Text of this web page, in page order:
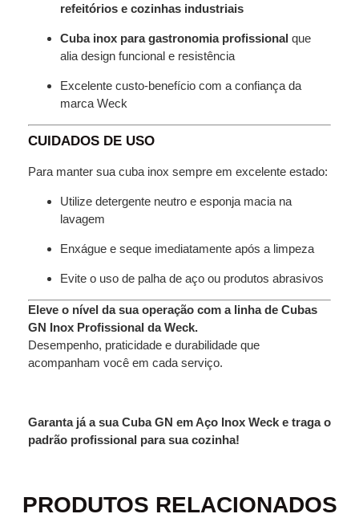
refeitórios e cozinhas industriais
Cuba inox para gastronomia profissional que
alia design funcional e resistência
Excelente custo-benefício com a confiança da
marca Weck
CUIDADOS DE USO
Para manter sua cuba inox sempre em excelente estado:
Utilize detergente neutro e esponja macia na
lavagem
Enxágue e seque imediatamente após a limpeza
Evite o uso de palha de aço ou produtos abrasivos
Eleve o nível da sua operação com a linha de Cubas
GN Inox Profissional da Weck.
Desempenho, praticidade e durabilidade que
acompanham você em cada serviço.
Garanta já a sua Cuba GN em Aço Inox Weck e traga o
padrão profissional para sua cozinha!
PRODUTOS RELACIONADOS